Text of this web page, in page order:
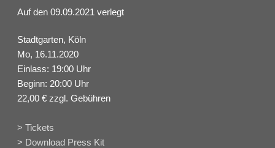
Auf den 09.09.2021 verlegt
Stadtgarten, Köln
Mo, 16.11.2020
Einlass: 19:00 Uhr
Beginn: 20:00 Uhr
22,00 € zzgl. Gebühren
> Tickets
> Download Press Kit